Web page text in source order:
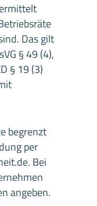
Das gilt
§ 49 (4),
§ 19 (3)
begrenzt
per
Bei
angeben.